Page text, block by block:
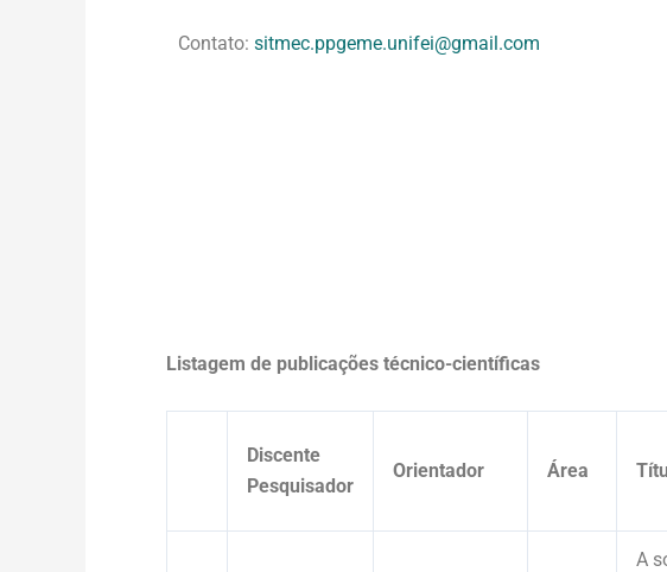
Contato: sitmec.ppgeme.unifei@gmail.com
Listagem de publicações técnico-científicas
Discente
Pesquisador
Orientador Área
A